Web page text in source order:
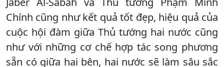
Chính cũng như kết quả tốt đẹp, hiệu quả của
cuộc hội đàm giữa Thủ tướng hai nước cũng
như với những cơ chế hợp tác song phương
sẵn có giữa hai bên, hai nước sẽ làm sâu sắc